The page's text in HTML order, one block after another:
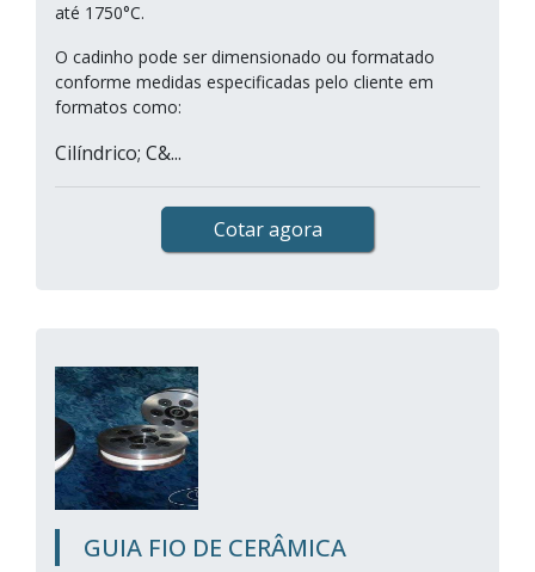
até 1750°C.
O cadinho pode ser dimensionado ou formatado
conforme medidas especificadas pelo cliente em
formatos como:
Cilíndrico; C&...
Cotar agora
GUIA FIO DE CERÂMICA